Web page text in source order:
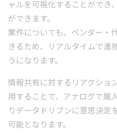
ャルを可視化することができ
ができます。
案件についても、ベンダー・
きるため、リアルタイムで進
うになります。
情報共有に対するリアクショ
用することで、アナログで属
りデータドリブンに意思決定
可能となります。